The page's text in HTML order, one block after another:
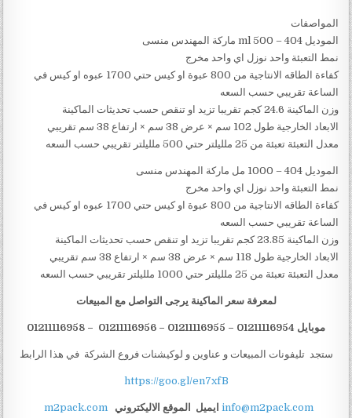
المواصفات
الموديل 404 – 500 ml ماركة المهندس منسى
نمط التعبئة واحد نوزل اي واحد مخرج
كفاءة الطاقه الانتاجية من 800 عبوة او كيس حتي 1700 عبوه او كيس في
الساعة تقريبي حسب السعه
وزن الماكينة 24.6 كجم تقريبا تزيد او تنقص حسب تحديثات الماكينة
الابعاد الخارجية طول 102 سم × عرض 38 سم × ارتفاع 38 سم تقريبي
معدل التعبئة تعبئة من 25 ملليلتر حتي 500 ملليلتر تقريبي حسب السعه
الموديل 404 – 1000 مل ماركة المهندس منسى
نمط التعبئة واحد نوزل اي واحد مخرج
كفاءة الطاقه الانتاجية من 800 عبوة او كيس حتي 1700 عبوه او كيس في
الساعة تقريبي حسب السعه
وزن الماكينة 23.85 كجم تقريبا تزيد او تنقص حسب تحديثات الماكينة
الابعاد الخارجية طول 118 سم × عرض 38 سم × ارتفاع 38 سم تقريبي
معدل التعبئة تعبئة من 25 ملليلتر حتي 1000 ملليلتر تقريبي حسب السعه
لمعرفة سعر الماكينة يرجى التواصل مع المبيعات
موبايل 01211116954 – 01211116955 – 01211116956 – 01211116958
ستجد تليفونات المبيعات و عناوين و لوكيشنات فروع الشركة في هذا الرابط
https://goo.gl/en7xfB
info@m2pack.com ايميل الموقع الاليكتروني m2pack.com